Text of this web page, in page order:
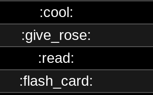
:cool:
:give_rose:
:read:
:flash_card: